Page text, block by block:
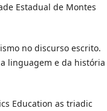
Estadual de Montes
no discurso escrito.
linguagem e da história
Education as triadic